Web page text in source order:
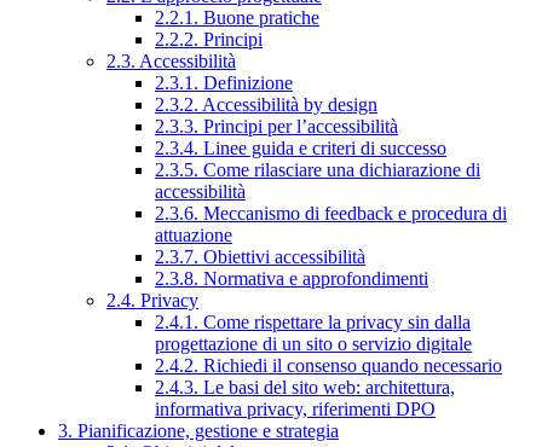
2.2.1. Buone pratiche
2.2.2. Principi
2.3. Accessibilità
2.3.1. Definizione
2.3.2. Accessibilità by design
2.3.3. Principi per l’accessibilità
2.3.4. Linee guida e criteri di successo
2.3.5. Come rilasciare una dichiarazione di
accessibilità
2.3.6. Meccanismo di feedback e procedura di
attuazione
2.3.7. Obiettivi accessibilità
2.3.8. Normativa e approfondimenti
2.4. Privacy
2.4.1. Come rispettare la privacy sin dalla
progettazione di un sito o servizio digitale
2.4.2. Richiedi il consenso quando necessario
2.4.3. Le basi del sito web: architettura,
informativa privacy, riferimenti DPO
3. Pianificazione, gestione e strategia